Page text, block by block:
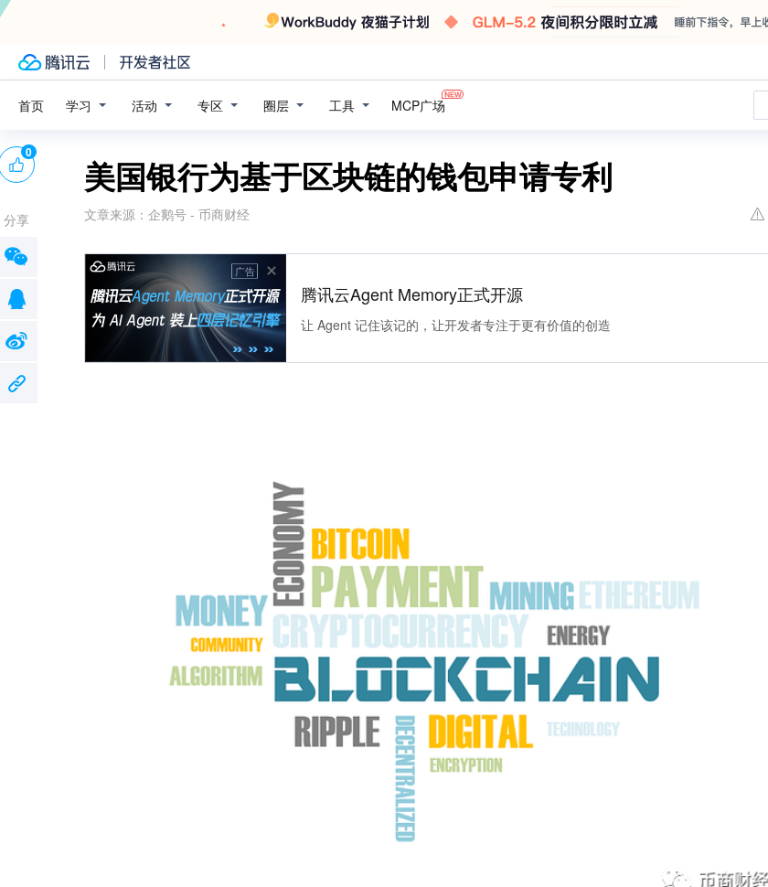
首页 学习 活动 专区 圈层 工具 MCP广场
美国银行为基于区块链的钱包申请专利
文章来源： 企鹅号 - 币商财经
广告
腾讯云Agent Memory正式开源
让 Agent 记住该记的，让开发者专注于更有价值的创造
0
分享